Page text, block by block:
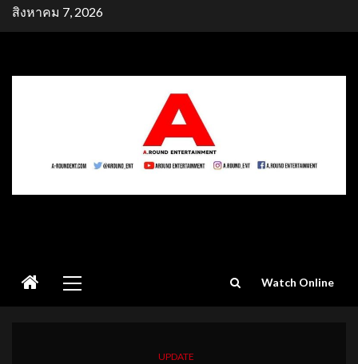
Skipสิงหาคม 7, 2026
Menu
Watch Online
UPDATE